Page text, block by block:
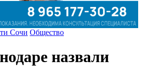
Сочи Общество
назвали